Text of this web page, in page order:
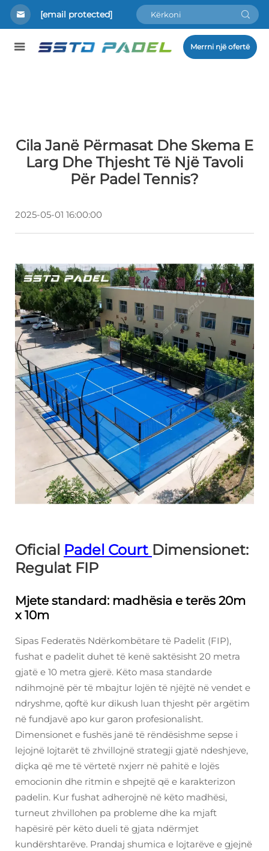
[email protected]
Merrni një ofertë
Cila Janë Përmasat Dhe Skema E
Larg Dhe Thjesht Të Një Tavoli
Për Padel Tennis?
2025-05-01 16:00:00
Oficial Padel Court Dimensionet:
Regulat FIP
Mjete standard: madhësia e terës 20m
x 10m
Sipas Federatës Ndërkombëtare të Padelit (FIP),
fushat e padelit duhet të kenë saktësisht 20 metra
gjatë e 10 metra gjerë. Këto masa standarde
ndihmojnë për të mbajtur lojën të njëjtë në vendet e
ndryshme, qoftë kur dikush luan thjesht për argëtim
në fundjavë apo kur garon profesionalisht.
Dimensionet e fushës janë të rëndësishme sepse i
lejojnë lojtarët të zhvillojnë strategji gjatë ndeshjeve,
diçka që me të vërtetë nxjerr në pahitë e lojës
emocionin dhe ritmin e shpejtë që e karakterizon
padelin. Kur fushat adherojnë në këto madhësi,
turneut zhvillohen pa probleme dhe ka mjaft
hapësirë për këto dueli të gjata ndërmjet
kundërshtarëve. Prandaj shumica e lojtarëve e gjejnë